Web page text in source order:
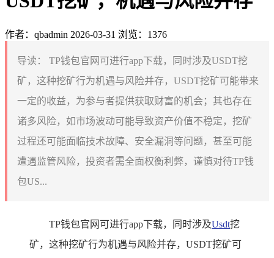
作者：qbadmin 2026-03-31 浏览：1376
导读：
TP钱包官网可进行app下载，同时涉及USDT挖
矿，这种挖矿行为机遇与风险并存，USDT挖矿可能带来
一定的收益，为参与者提供获取财富的机会；其也存在
诸多风险，如市场波动可能导致资产价值不稳定，挖矿
过程还可能面临技术故障、安全漏洞等问题，甚至可能
遭遇监管风险，投资者需全面权衡利弊，谨慎对待TP钱
包US...
TP钱包官网可进行app下载，同时涉及Usdt挖
矿，这种挖矿行为机遇与风险并存，USDT挖矿可